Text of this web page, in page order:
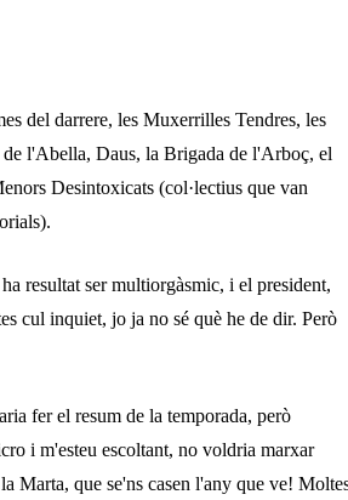
del darrere, les Muxerrilles Tendres, les
de l'Abella, Daus, la Brigada de l'Arboç, el
Desintoxicats (col·lectius que van
resultat ser multiorgàsmic, i el president,
cul inquiet, jo ja no sé què he de dir. Però
fer el resum de la temporada, però
i m'esteu escoltant, no voldria marxar
Marta, que se'ns casen l'any que ve!